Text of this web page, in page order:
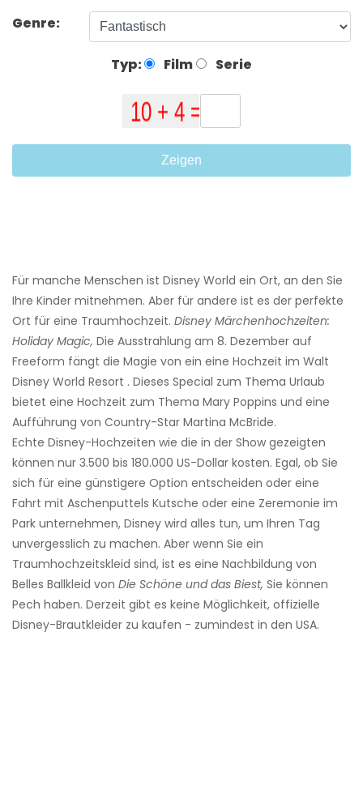
Genre:
Typ: Film Serie
Zeigen
Für manche Menschen ist Disney World ein Ort, an den Sie
Ihre Kinder mitnehmen. Aber für andere ist es der perfekte
Ort für eine Traumhochzeit. Disney Märchenhochzeiten:
Holiday Magic, Die Ausstrahlung am 8. Dezember auf
Freeform fängt die Magie von ein eine Hochzeit im Walt
Disney World Resort . Dieses Special zum Thema Urlaub
bietet eine Hochzeit zum Thema Mary Poppins und eine
Aufführung von Country-Star Martina McBride.
Echte Disney-Hochzeiten wie die in der Show gezeigten
können nur 3.500 bis 180.000 US-Dollar kosten. Egal, ob Sie
sich für eine günstigere Option entscheiden oder eine
Fahrt mit Aschenputtels Kutsche oder eine Zeremonie im
Park unternehmen, Disney wird alles tun, um Ihren Tag
unvergesslich zu machen. Aber wenn Sie ein
Traumhochzeitskleid sind, ist es eine Nachbildung von
Belles Ballkleid von Die Schöne und das Biest, Sie können
Pech haben. Derzeit gibt es keine Möglichkeit, offizielle
Disney-Brautkleider zu kaufen - zumindest in den USA.